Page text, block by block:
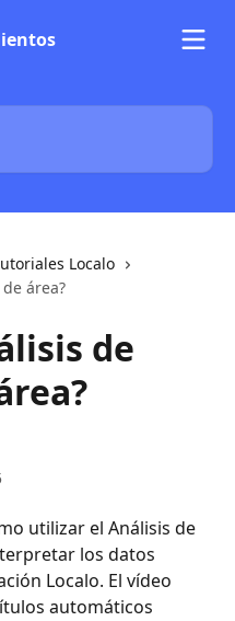
Localo
área?
de
utilizar el Análisis de
los datos
Localo. El vídeo
automáticos